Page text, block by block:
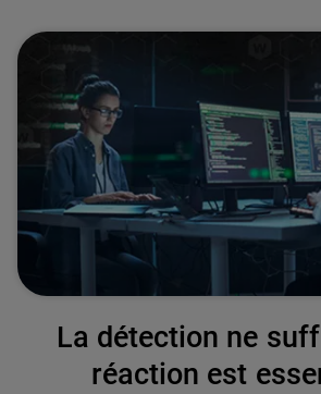
La détection ne
réaction est